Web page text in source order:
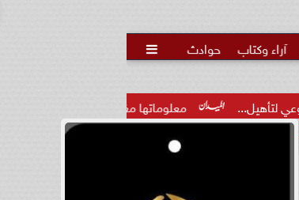
آراء وكتاب حوادث 
معلوماتها مغلوطة.. “الأعلى للإعلام” يحظر ظهور نسخة